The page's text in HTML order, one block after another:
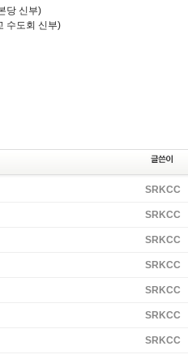
당 신부)
도회 신부)
SRKCC
SRKCC
SRKCC
SRKCC
SRKCC
SRKCC
SRKCC